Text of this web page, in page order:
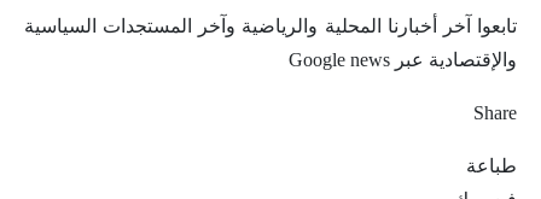
تابعوا آخر أخبارنا المحلية والرياضية وآخر المستجدات السياسية
والإقتصادية عبر Google news
Share
طباعة